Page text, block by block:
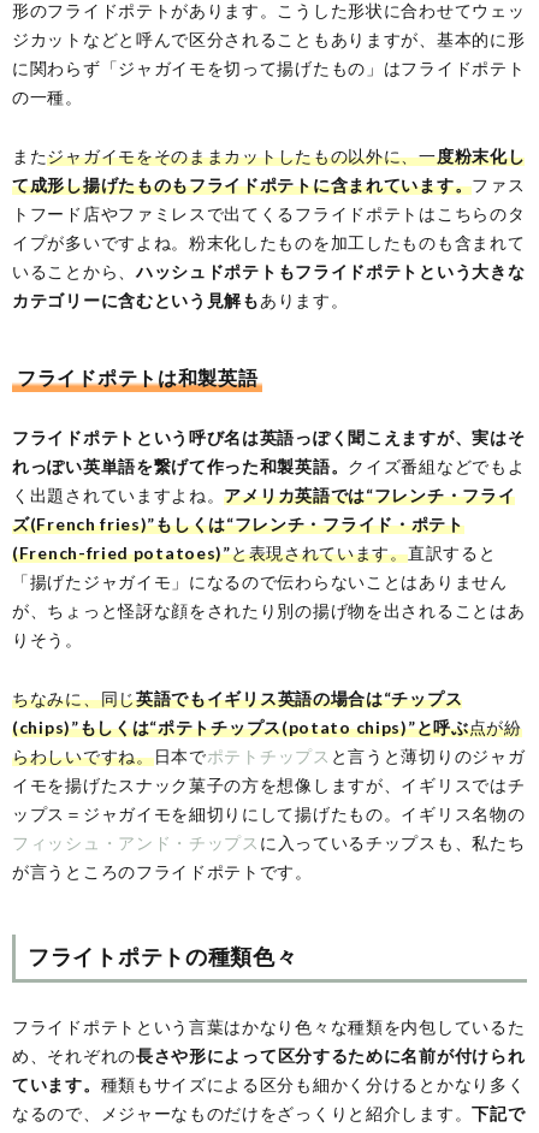
形のフライドポテトがあります。こうした形状に合わせてウェッ
ジカットなどと呼んで区分されることもありますが、基本的に形
に関わらず「ジャガイモを切って揚げたもの」はフライドポテト
の一種。
またジャガイモをそのままカットしたもの以外に、一度粉末化し
て成形し揚げたものもフライドポテトに含まれています。ファス
トフード店やファミレスで出てくるフライドポテトはこちらのタ
イプが多いですよね。粉末化したものを加工したものも含まれて
いることから、ハッシュドポテトもフライドポテトという大きな
カテゴリーに含むという見解もあります。
フライドポテトは和製英語
フライドポテトという呼び名は英語っぽく聞こえますが、実はそ
れっぽい英単語を繋げて作った和製英語。 クイズ番組などでもよ
く出題されていますよね。アメリカ英語では“フレンチ・フライ
ズ(French fries)”もしくは“フレンチ・フライド・ポテト
(French-fried potatoes)”と表現されています。直訳すると
「揚げたジャガイモ」になるので伝わらないことはありません
が、ちょっと怪訝な顔をされたり別の揚げ物を出されることはあ
りそう。
ちなみに、同じ英語でもイギリス英語の場合は“チップス
(chips)”もしくは“ポテトチップス(potato chips)”と呼ぶ点が紛
らわしいですね。日本でポテトチップス と言うと薄切りのジャガ
イモを揚げたスナック菓子の方を想像しますが、イギリスではチ
ップス＝ジャガイモを細切りにして揚げたもの。イギリス名物の
フィッシュ・アンド・チップス に入っているチップスも、私たち
が言うところのフライドポテトです。
フライトポテトの種類色々
フライドポテトという言葉はかなり色々な種類を内包しているた
め、それぞれの長さや形によって区分するために名前が付けられ
ています。 種類もサイズによる区分も細かく分けるとかなり多く
なるので、メジャーなものだけをざっくりと紹介します。下記で